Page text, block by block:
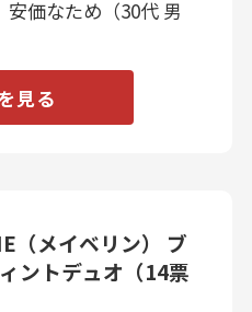
価なため（30代 男
見る
メイベリン） ブ
ントデュオ（14票